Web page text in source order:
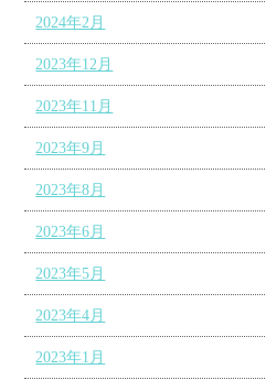
2024年2月
2023年12月
2023年11月
2023年9月
2023年8月
2023年6月
2023年5月
2023年4月
2023年1月